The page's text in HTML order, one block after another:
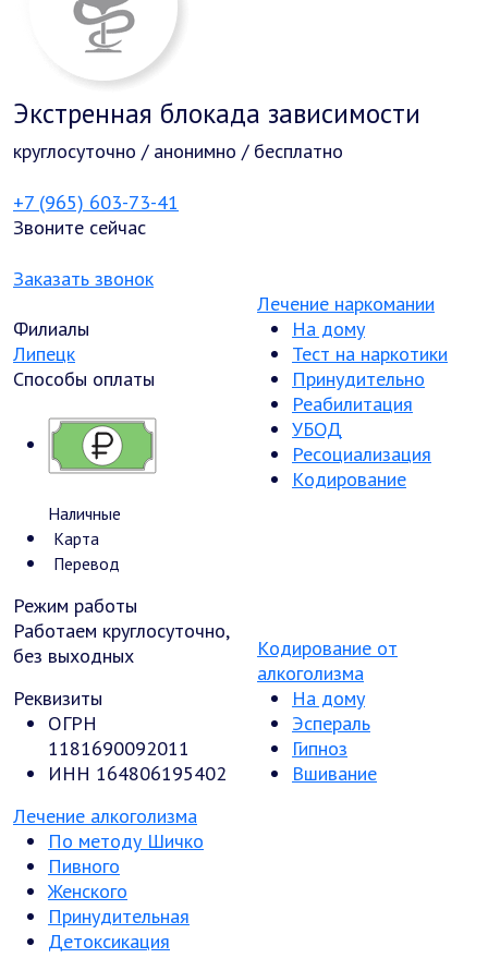
Экстренная блокада зависимости
круглосуточно / анонимно / бесплатно
+7 (965) 603-73-41
Звоните сейчас
Заказать звонок
Филиалы
Липецк
Способы оплаты
Наличные
Карта
Перевод
Режим работы
Работаем круглосуточно,
без выходных
Реквизиты
ОГРН
1181690092011
ИНН 164806195402
Лечение наркомании
На дому
Тест на наркотики
Принудительно
Реабилитация
УБОД
Ресоциализация
Кодирование
Кодирование от
алкоголизма
На дому
Эспераль
Гипноз
Вшивание
Лечение алкоголизма
По методу Шичко
Пивного
Женского
Принудительная
Детоксикация